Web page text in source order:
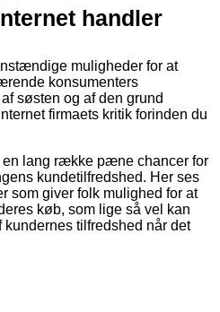
handler
muligheder for at
konsumenters
søsten og af den grund
firmaets kritik forinden du
en lang række pæne chancer for
kundetilfredshed. Her ses
som giver folk mulighed for at
køb, som lige så vel kan
kundernes tilfredshed når det